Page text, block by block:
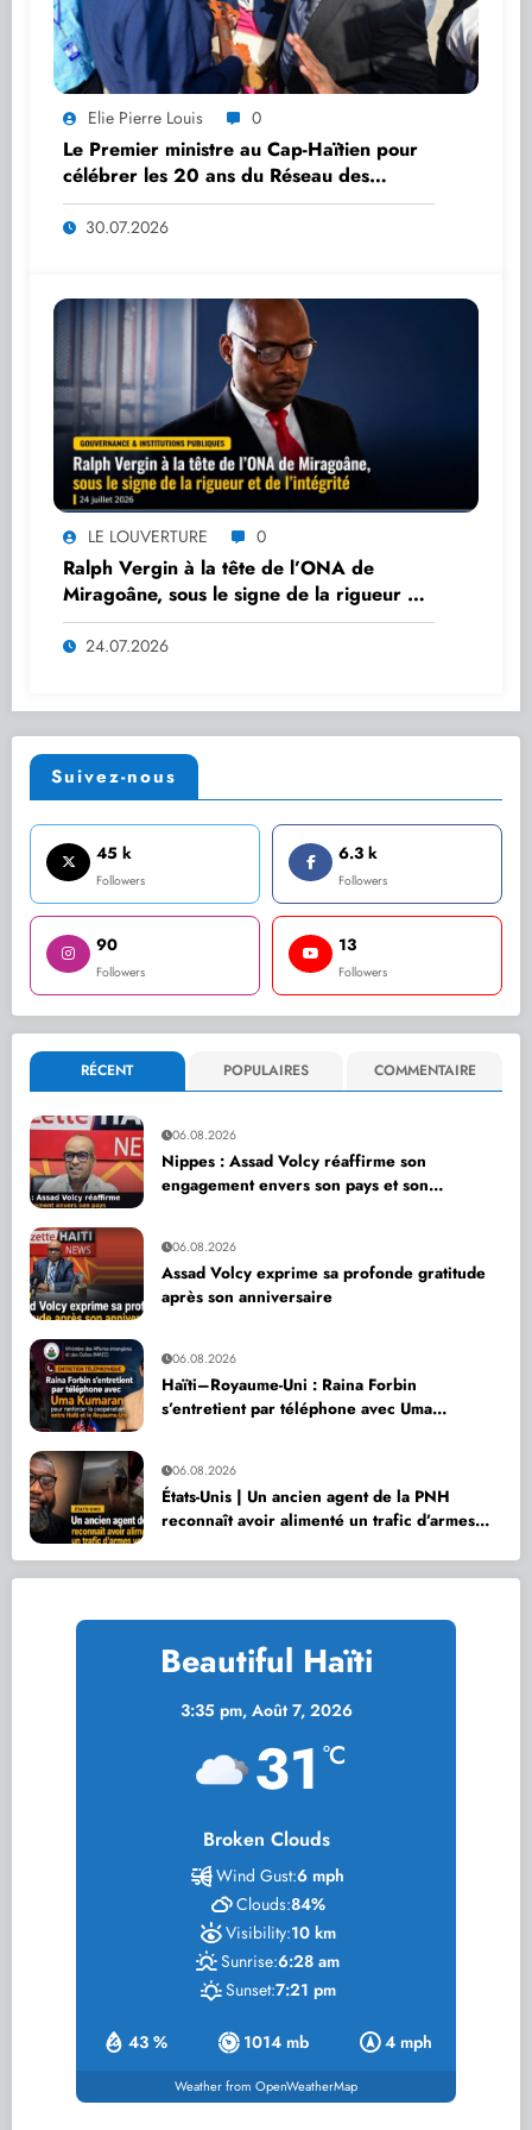
Elie Pierre Louis 0
Le Premier ministre au Cap-Haïtien pour
célébrer les 20 ans du Réseau des
Universités Publiques Départementales
30.07.2026
LE LOUVERTURE 0
Ralph Vergin à la tête de l’ONA de
Miragoâne, sous le signe de la rigueur et
de l’intégrité
24.07.2026
Suivez-nous
45 k
Followers
6.3 k
Followers
90
Followers
13
Followers
RÉCENT POPULAIRES COMMENTAIRE
06.08.2026
Nippes : Assad Volcy réaffirme son
engagement envers son pays et son
06.08.2026
Assad Volcy exprime sa profonde gratitude
après son anniversaire
06.08.2026
Haïti–Royaume-Uni : Raina Forbin
s’entretient par téléphone avec Uma
06.08.2026
États-Unis | Un ancien agent de la PNH
reconnaît avoir alimenté un trafic d’armes
Beautiful Haïti
3:35 pm, Août 7, 2026
31 °C
Broken Clouds
43 % 1014 mb 4 mph
Wind Gust:6 mph
Clouds:84%
Visibility:10 km
Sunrise:6:28 am
Sunset:7:21 pm
Weather from OpenWeatherMap